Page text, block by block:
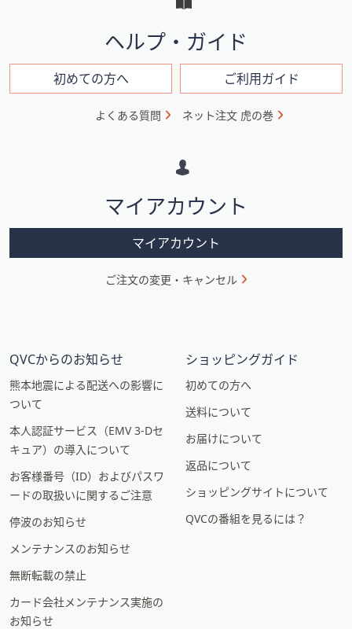
ン
ン
ヘルプ・ガイド
初めての方へ ご利用ガイド
よくある質問 ネット注文 虎の巻
マイアカウント
マイアカウント
ご注文の変更・キャンセル
QVCからのお知らせ
熊本地震による配送への影響に
ついて
本人認証サービス（EMV 3-Dセ
キュア）の導入について
お客様番号（ID）およびパスワ
ードの取扱いに関するご注意
停波のお知らせ
メンテナンスのお知らせ
無断転載の禁止
カード会社メンテナンス実施の
お知らせ
ショッピングガイド
初めての方へ
送料について
お届けについて
返品について
ショッピングサイトについて
QVCの番組を見るには？